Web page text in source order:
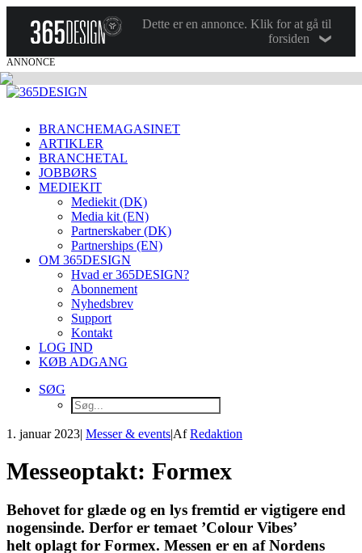
Dette er en annonce. Klik for at gå til
forsiden
ANNONCE
BRANCHEMAGASINET
ARTIKLER
BRANCHETAL
JOBBØRS
MEDIEKIT
Mediekit (DK)
Media kit (EN)
Partnerskaber (DK)
Partnerships (EN)
OM 365DESIGN
Hvad er 365DESIGN?
Abonnement
Nyhedsbrev
Support
Kontakt
LOG IND
KØB ADGANG
SØG
1. januar 2023| Messer & events|AfRedaktion
Messeoptakt: Formex
Behovet for glæde og en lys fremtid er vigtigere end
nogensinde. Derfor er temaet ’Colour Vibes’
helt oplagt for Formex. Messen er en af Nordens